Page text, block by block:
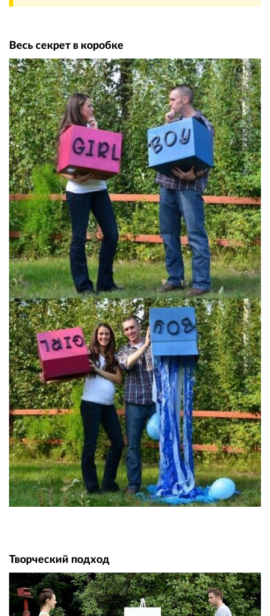
Весь секрет в коробке
Творческий подход